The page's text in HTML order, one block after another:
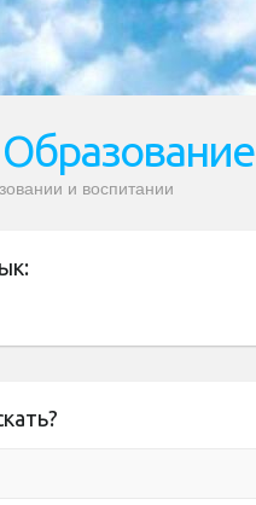
Образование
и воспитании